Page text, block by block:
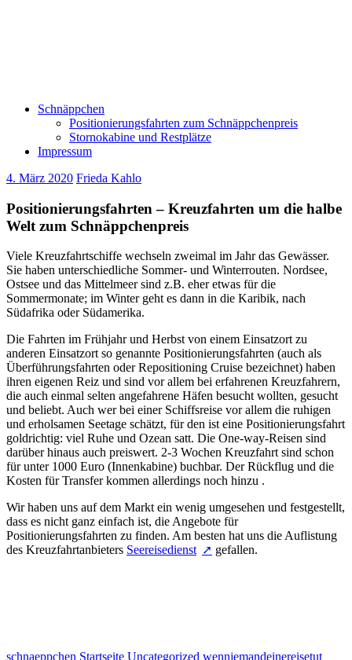
Schnäppchen
Positionierungsfahrten zum Schnäppchenpreis
Stornokabine und Restplätze
Impressum
4. März 2020 Frieda Kahlo
Positionierungsfahrten – Kreuzfahrten um die halbe
Welt zum Schnäppchenpreis
Viele Kreuzfahrtschiffe wechseln zweimal im Jahr das Gewässer.
Sie haben unterschiedliche Sommer- und Winterrouten. Nordsee,
Ostsee und das Mittelmeer sind z.B. eher etwas für die
Sommermonate; im Winter geht es dann in die Karibik, nach
Südafrika oder Südamerika.
Die Fahrten im Frühjahr und Herbst von einem Einsatzort zu
anderen Einsatzort so genannte Positionierungsfahrten (auch als
Überführungsfahrten oder Repositioning Cruise bezeichnet) haben
ihren eigenen Reiz und sind vor allem bei erfahrenen Kreuzfahrern,
die auch einmal selten angefahrene Häfen besucht wollten, gesucht
und beliebt. Auch wer bei einer Schiffsreise vor allem die ruhigen
und erholsamen Seetage schätzt, für den ist eine Positionierungsfahrt
goldrichtig: viel Ruhe und Ozean satt. Die One-way-Reisen sind
darüber hinaus auch preiswert. 2-3 Wochen Kreuzfahrt sind schon
für unter 1000 Euro (Innenkabine) buchbar. Der Rückflug und die
Kosten für Transfer kommen allerdings noch hinzu .
Wir haben uns auf dem Markt ein wenig umgesehen und festgestellt,
dass es nicht ganz einfach ist, die Angebote für
Positionierungsfahrten zu finden. Am besten hat uns die Auflistung
des Kreuzfahrtanbieters Seereisedienst gefallen.
schnaeppchen Startseite Uncategorized wennjemandeinereisetut